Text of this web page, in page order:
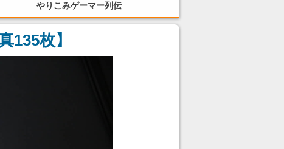
やりこみゲーマー列伝
135枚】